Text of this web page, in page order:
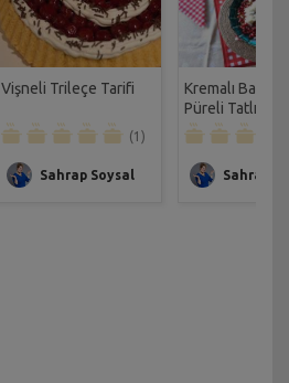
Vişneli Trileçe Tarifi
(1)
Sahrap Soysal
Kremalı Bal
Püreli Tatlı
Sahrap